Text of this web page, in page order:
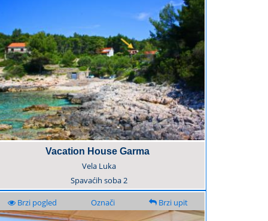
Vacation House Garma
Vela Luka
Spavaćih soba2
Brzi pogled Označi Brzi upit